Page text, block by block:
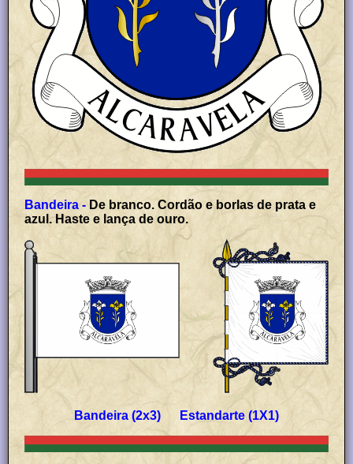
Bandeira - De branco. Cordão e borlas de prata e
azul. Haste e lança de ouro.
Bandeira (2x3) Estandarte (1X1)